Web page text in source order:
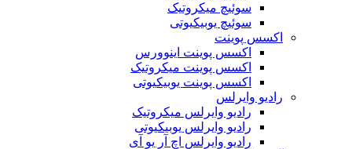
سوئیچ میکروتیک
سوئیچ یوبیکیوتی
اکسس پوینت
اکسس پوینت اینوورس
اکسس پوینت میکروتیک
اکسس پوینت یوبیکیوتی
رادیو وایرلس
رادیو وایرلس میکروتیک
رادیو وایرلس یوبیکیوتی
رادیو وایرلس اچ آر یو آی